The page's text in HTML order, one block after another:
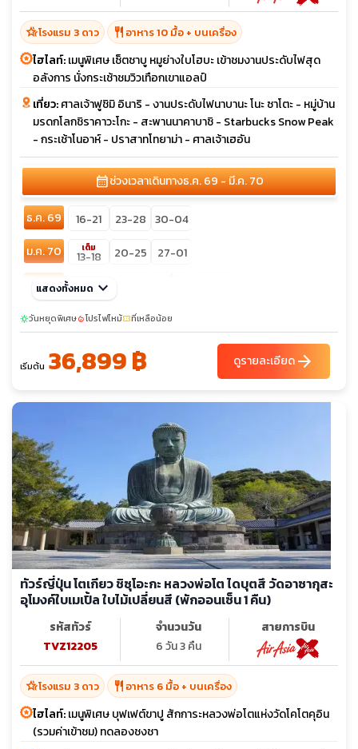
hotel_classโรงแรม 3 ดาว restaurant อาหาร 10 มื้อ + บนเครื่อง
ไฮไลท์:เมนูพิเศษ เซ็ตชาบู หมูย่างใบโฮบะ เข้าชมงานประดับไฟสุด
อลังการ นั่งกระเช้าชมวิวเทือกเขาแอลป์
เที่ยว:ศาลเจ้าฟูชิมิ อินาริ - งานประดับไฟนาบานะ โนะ ซาโตะ - หมู่บ้าน
มรดกโลกชิราคาวะโกะ - สะพานนาคาบาชิ - Starbucks Snow Peak
- กระเช้าโนอาห์ - ปราสาทโทยาม่า - ศาลเจ้าเฮอัน
calendar_monthช่วงเวลาเดินทางธ.ค. 69 - มี.ค. 70
ธ.ค. 69 16-21 23-28 30-04
ม.ค. 70
เต็ม
13-18 20-25
27-01
ก.พ. 70 03-08 sunny
มี.ค. 70
sunny
03-08 10-15 17-22
แสดงทั้งหมด keyboard_arrow_down
sunnyวันหยุดพิเศษlocal_fire_departmentโปรไฟไหม้confirmation_numberที่เหลือน้อย
เริ่มต้น 36,899 ฿ ดูรายละเอียดarrow_forward
ทัวร์ญี่ปุ่น โตเกียว ชิซุโอะกะ หลวงพ่อโต ไดบุตสึ วัดอาซากุสะ
อุโมงค์ใบเมเปิ้ล ใบไม้เปลี่ยนสี (พักออนเซ็น 1 คืน)
รหัสทัวร์
TVZ12205
จำนวนวัน
6 วัน 3 คืน
สายการบิน
hotel_classโรงแรม 3 ดาว restaurant อาหาร 6 มื้อ + บนเครื่อง
ไฮไลท์:เมนูพิเศษ บุฟเฟต์ขาปู สักการะหลวงพ่อโตแห่งวัดโคโตคุอิน
(รวมค่าเข้าชม) ทดลองชงชา